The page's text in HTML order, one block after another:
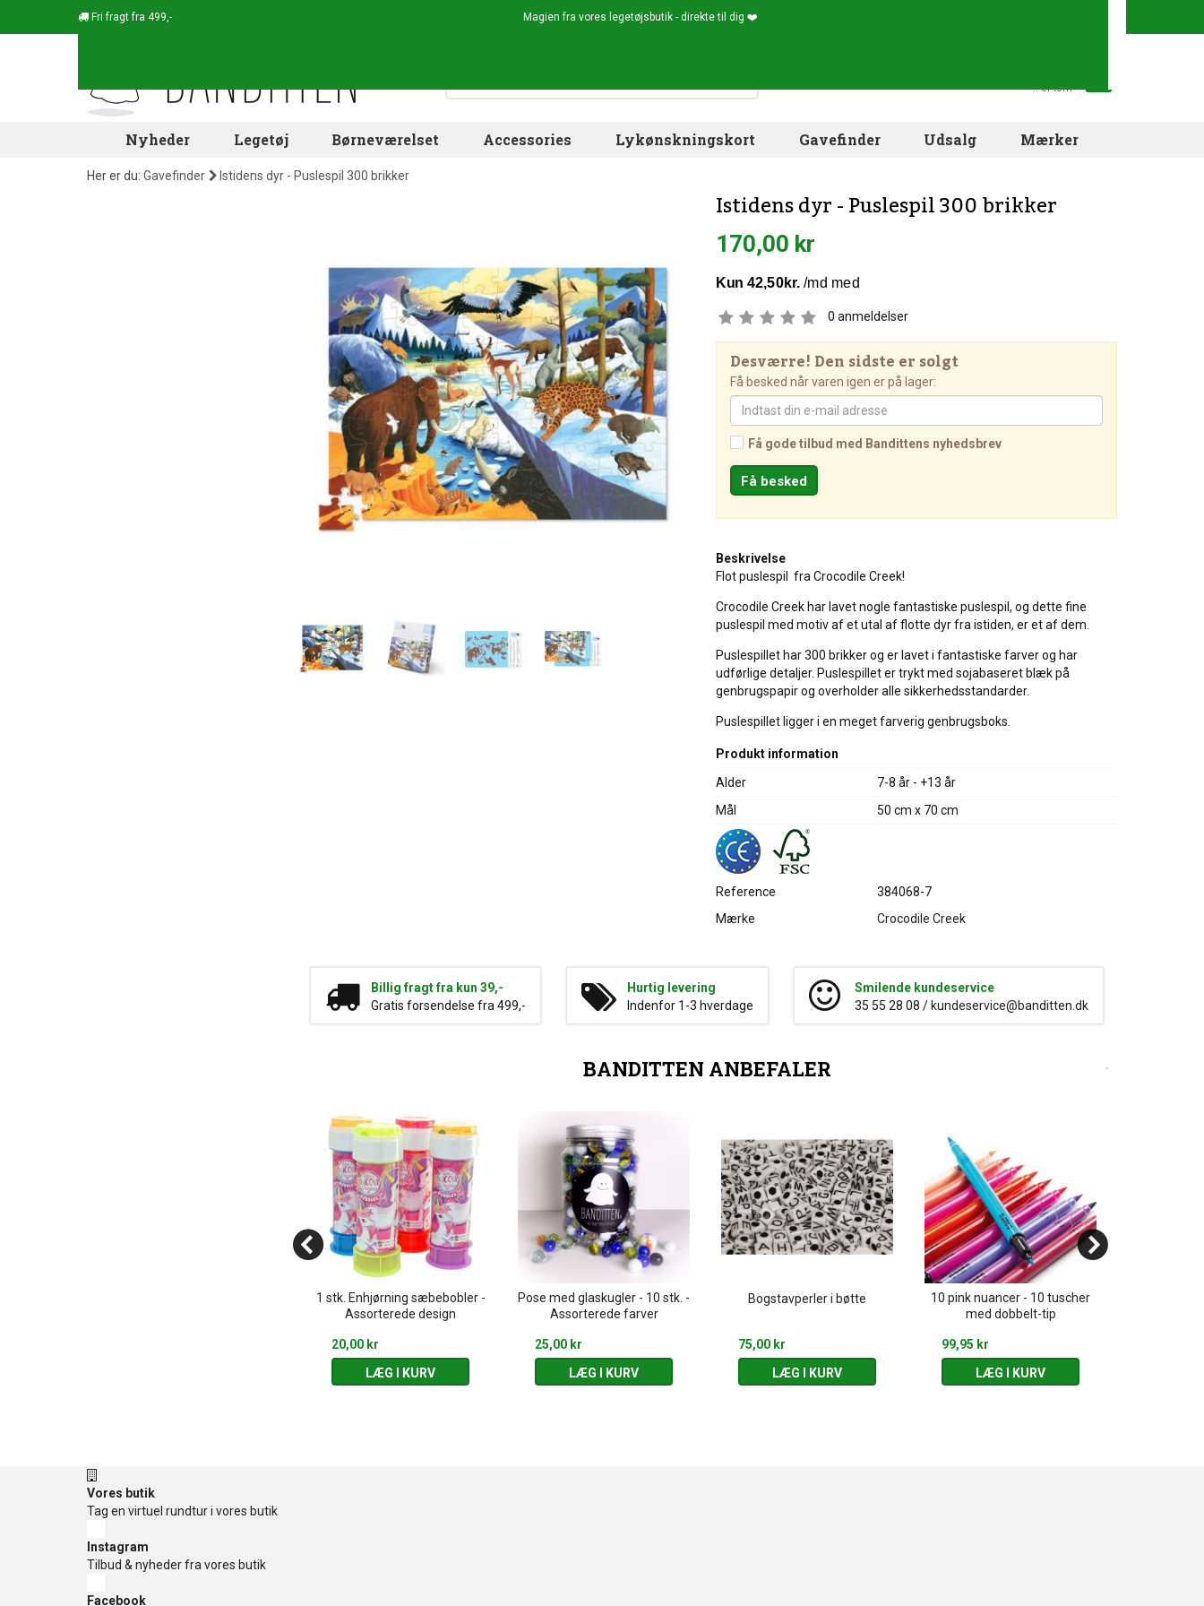
Fri fragt fra 499,- Magien fra vores legetøjsbutik - direkte til dig ❤️
.. er tom
Nyheder Legetøj Børneværelset Accessories Lykønskningskort Gavefinder Udsalg Mærker
Her er du: Gavefinder Istidens dyr - Puslespil 300 brikker
Istidens dyr - Puslespil 300 brikker
170,00 kr
0 anmeldelser
Desværre! Den sidste er solgt
Få besked når varen igen er på lager:
Få gode tilbud med Bandittens nyhedsbrev
Beskrivelse
Flot puslespil fra Crocodile Creek!
Crocodile Creek har lavet nogle fantastiske puslespil, og dette fine
puslespil med motiv af et utal af flotte dyr fra istiden, er et af dem.
Puslespillet har 300 brikker og er lavet i fantastiske farver og har
udførlige detaljer. Puslespillet er trykt med sojabaseret blæk på
genbrugspapir og overholder alle sikkerhedsstandarder.
Puslespillet ligger i en meget farverig genbrugsboks.
Produkt information
Alder
7-8 år - +13 år
Mål
50 cm x 70 cm
Reference
384068-7
Mærke
Crocodile Creek
Billig fragt fra kun 39,-
Gratis forsendelse fra 499,-
Hurtig levering
Indenfor 1-3 hverdage
Smilende kundeservice
35 55 28 08 / kundeservice@banditten.dk
BANDITTEN ANBEFALER
1 stk. Enhjørning sæbebobler -
Assorterede design
20,00 kr
LÆG I KURV
Pose med glaskugler - 10 stk. -
Assorterede farver
25,00 kr
LÆG I KURV
Bogstavperler i bøtte
75,00 kr
LÆG I KURV
10 pink nuancer - 10 tuscher
med dobbelt-tip
99,95 kr
LÆG I KURV
Vores butik
Tag en virtuel rundtur i vores butik
Instagram
Tilbud & nyheder fra vores butik
Facebook